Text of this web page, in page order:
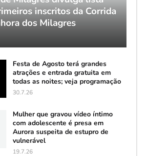
inscritos da Corrida
dos Milagres
Festa de Agosto terá grandes
atrações e entrada gratuita em
todas as noites; veja programação
30.7.26
Mulher que gravou vídeo íntimo
com adolescente é presa em
Aurora suspeita de estupro de
vulnerável
19.7.26